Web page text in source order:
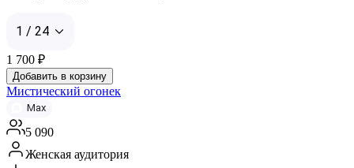
1 / 24
1 700 ₽
Добавить в корзину
Мистический огонек
Max
5 090
Женская аудитория